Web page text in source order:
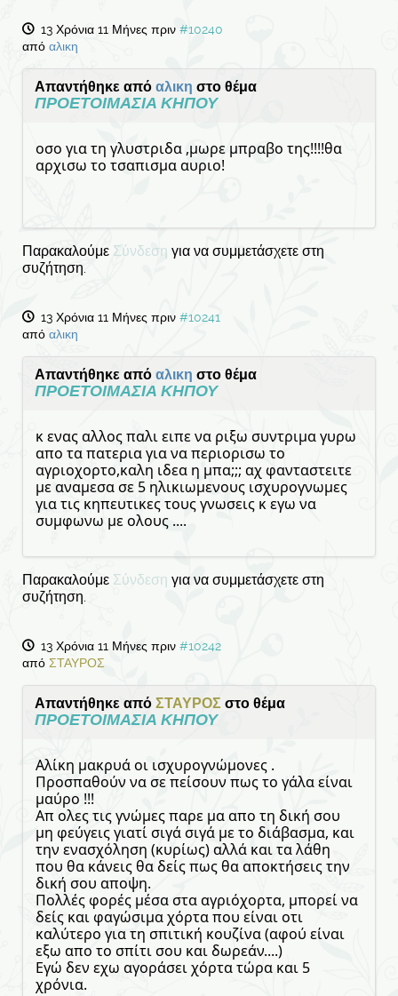
13 Χρόνια 11 Μήνες πριν #10240
από αλικη
Απαντήθηκε από αλικη στο θέμα
ΠΡΟΕΤΟΙΜΑΣΙΑ ΚΗΠΟΥ
οσο για τη γλυστριδα ,μωρε μπραβο της!!!!θα
αρχισω το τσαπισμα αυριο!
Παρακαλούμε Σύνδεση για να συμμετάσχετε στη
συζήτηση.
13 Χρόνια 11 Μήνες πριν #10241
από αλικη
Απαντήθηκε από αλικη στο θέμα
ΠΡΟΕΤΟΙΜΑΣΙΑ ΚΗΠΟΥ
κ ενας αλλος παλι ειπε να ριξω συντριμα γυρω
απο τα πατερια για να περιορισω το
αγριοχορτο,καλη ιδεα η μπα;;; αχ φανταστειτε
με αναμεσα σε 5 ηλικιωμενους ισχυρογνωμες
για τις κηπευτικες τους γνωσεις κ εγω να
συμφωνω με ολους ....
Παρακαλούμε Σύνδεση για να συμμετάσχετε στη
συζήτηση.
13 Χρόνια 11 Μήνες πριν #10242
από ΣΤΑΥΡΟΣ
Απαντήθηκε από ΣΤΑΥΡΟΣ στο θέμα
ΠΡΟΕΤΟΙΜΑΣΙΑ ΚΗΠΟΥ
Αλίκη μακρυά οι ισχυρογνώμονες .
Προσπαθούν να σε πείσουν πως το γάλα είναι
μαύρο !!!
Απ ολες τις γνώμες παρε μα απο τη δική σου
μη φεύγεις γιατί σιγά σιγά με το διάβασμα, και
την ενασχόληση (κυρίως) αλλά και τα λάθη
που θα κάνεις θα δείς πως θα αποκτήσεις την
δική σου αποψη.
Πολλές φορές μέσα στα αγριόχορτα, μπορεί να
δείς και φαγώσιμα χόρτα που είναι οτι
καλύτερο για τη σπιτική κουζίνα (αφού είναι
εξω απο το σπίτι σου και δωρεάν....)
Εγώ δεν εχω αγοράσει χόρτα τώρα και 5
χρόνια.